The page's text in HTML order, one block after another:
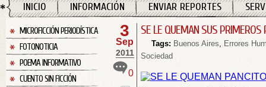
INICIO INFORMACIÓN ENVIAR REPORTES
MICROFICCIÓN PERIODÍSTICA
FOTONOTICIA
POEMA INFORMATIVO
CUENTO SIN FICCIÓN
3
Sep
2011
0
SE LE QUEMAN SUS PRIMEROS
Tags: Buenos Aires, Errores
Sociedad